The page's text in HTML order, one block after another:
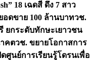
18 เฉดสี ดึง 7 สาว
อดขาย 100 ล้านบาทวช.
ยกระดับทักษะเยาวชน
คตวช. ขยายโอกาสการ
ศูนย์การเรียนรู้โดรนเพื่อ